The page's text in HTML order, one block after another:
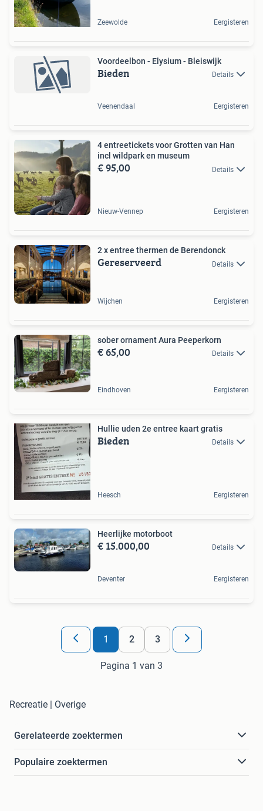
Zeewolde Eergisteren
Voordeelbon - Elysium - Bleiswijk
Bieden Details
Veenendaal Eergisteren
4 entreetickets voor Grotten van Han
incl wildpark en museum
€ 95,00 Details
Nieuw-Vennep Eergisteren
2 x entree thermen de Berendonck
Gereserveerd Details
Wijchen Eergisteren
sober ornament Aura Peeperkorn
€ 65,00 Details
Eindhoven Eergisteren
Hullie uden 2e entree kaart gratis
Bieden Details
Heesch Eergisteren
Heerlijke motorboot
€ 15.000,00 Details
Deventer Eergisteren
1 2 3
Pagina 1 van 3
Recreatie | Overige
Gerelateerde zoektermen
Populaire zoektermen